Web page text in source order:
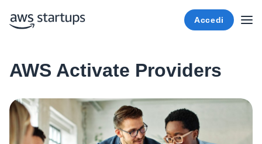
Accedi
AWS Activate Providers